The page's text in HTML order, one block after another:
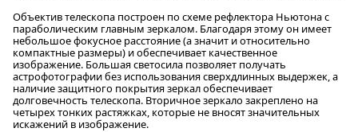
Объектив телескопа построен по схеме рефлектора Ньютона с
параболическим главным зеркалом. Благодаря этому он имеет
небольшое фокусное расстояние (а значит и относительно
компактные размеры) и обеспечивает качественное
изображение. Большая светосила позволяет получать
астрофотографии без использования сверхдлинных выдержек, а
наличие защитного покрытия зеркал обеспечивает
долговечность телескопа. Вторичное зеркало закреплено на
четырех тонких растяжках, которые не вносят значительных
искажений в изображение.